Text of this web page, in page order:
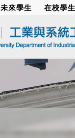
未來學生 在校學生